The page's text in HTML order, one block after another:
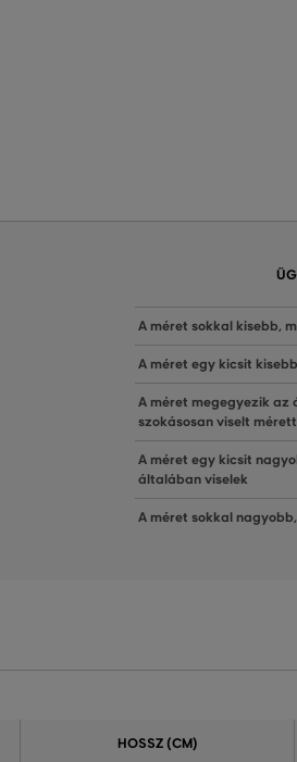
A méret sokkal kisebb,
A méret egy kicsit
A méret megegyezik az
szokásosan viselt
A méret egy kicsit
általában viselek
A méret sokkal
HOSSZ (CM)